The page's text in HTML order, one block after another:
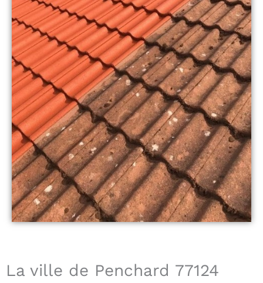
La ville de Penchard 77124